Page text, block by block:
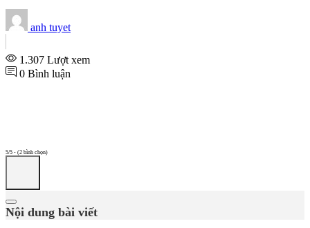
anh tuyet
1.307 Lượt xem
0 Bình luận
5/5 - (2 bình chọn)
Nội dung bài viết